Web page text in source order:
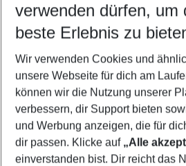
Familienurlaub Adriatische
Frübucher Angebote
Urlaub Adriatische Küste
Flug & Hotel Adriatische
Pauschalreisen Adriatische
verwenden dürfen, um
beste Erlebnis zu
Wir verwenden Cookies und
unsere Webseite für dich am
können wir die Nutzung unserer
verbessern, dir Support bieten
und Werbung anzeigen, die für
dir passen. Klicke auf „Alle
einverstanden bist. Dir reicht das